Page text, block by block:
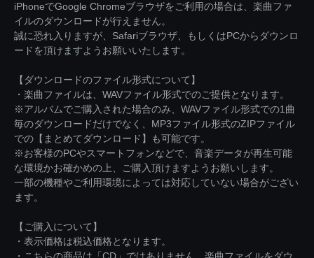
iPhoneでGoogle Chromeブラウザをご利用の場合は、楽曲ファ
イルのダウンロードが行えません。
誠に恐れ入りますが、Safariブラウザ、もしくはPCからダウンロ
ードを頂けますようお願いいたします。
【ダウンロードのファイル形式について】
・楽曲ファイルは、WAVファイル形式でのご提供となります。
※アルバムでご購入された場合のみ、WAVファイル形式での1曲
毎のダウンロードだけでなく、MP3ファイル形式のZIPファイル
での【まとめてダウンロード】も可能です。
※お客様のPCやスマートフォンなどで、音楽データが再生可能
な環境かお確かめの上、ご購入頂けますようお願いします。
一部の機種やご利用環境によっては対応していない場合がござい
ます。
【ご購入について】
・表示価格は税込価格となります。